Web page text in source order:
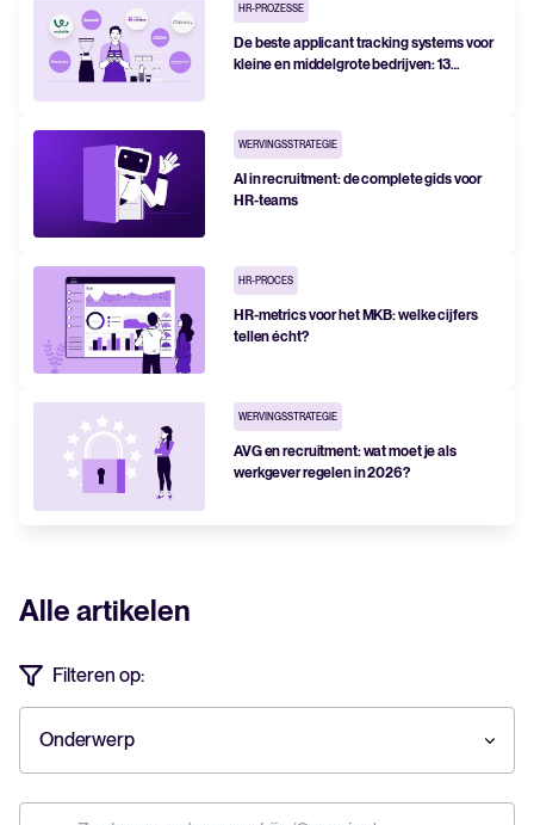
HR-PROZESSE
De beste applicant tracking systems voor
kleine en middelgrote bedrijven: 13
WERVINGSSTRATEGIE
AI in recruitment: de complete gids voor
HR-teams
HR-PROCES
HR-metrics voor het MKB: welke cijfers
tellen écht?
WERVINGSSTRATEGIE
AVG en recruitment: wat moet je als
werkgever regelen in 2026?
Alle artikelen
Filteren op:
Onderwerp